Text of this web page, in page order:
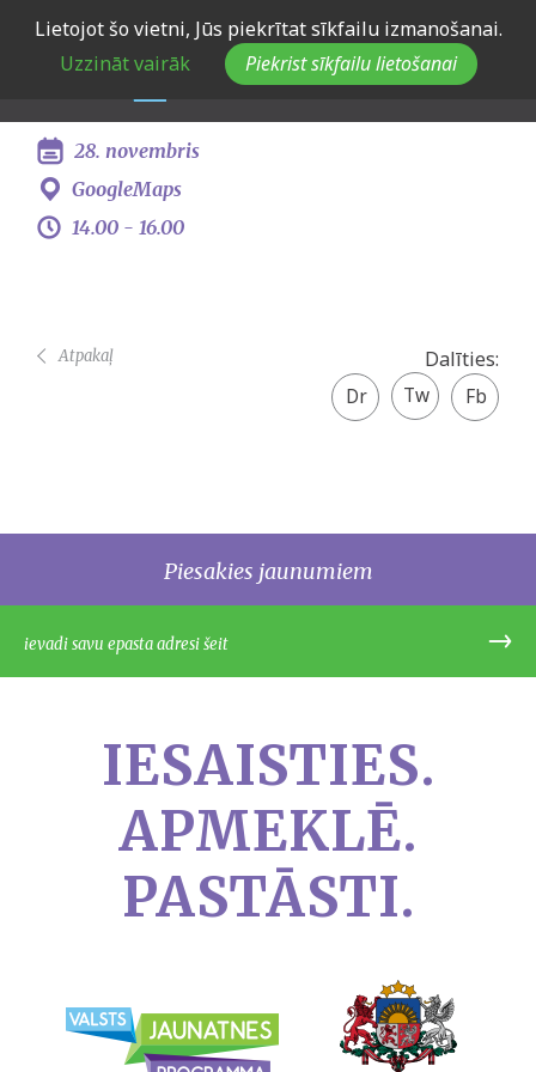
Lietojot šo vietni, Jūs piekrītat sīkfailu izmanošanai.
Uzzināt vairāk
Piekrist sīkfailu lietošanai
Eiropas Jaunatnes dialoga
konsultācija Līvānos
GoogleMaps
28. novembris
14.00 - 16.00
Dalīties:
Facebook
share
Twitter
Atpakaļ
Piesakies jaunumiem
IESAISTIES.
APMEKLĒ.
PASTĀSTI.